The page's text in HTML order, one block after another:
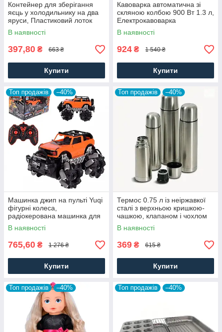
Контейнер для зберігання
яєць у холодильнику на два
яруси, Пластиковий лоток
органайзер для яєць, лотки
для яєць
В наявності
397,80 ₴ 663 ₴
Купити
Кавоварка автоматична зі
скляною колбою 900 Вт 1.3 л,
Електрокавоварка
В наявності
924 ₴ 1 540 ₴
Купити
Топ продажів –40%
Машинка джип на пульті Yuqi
фігурні колеса,
радіокерована машинка для
дітей
В наявності
765,60 ₴ 1 276 ₴
Купити
Топ продажів –40%
Термос 0.75 л із неіржавкої
сталі з верхньою кришкою-
чашкою, клапаном і чохлом
В наявності
369 ₴ 615 ₴
Купити
Топ продажів –40% Топ продажів –40%